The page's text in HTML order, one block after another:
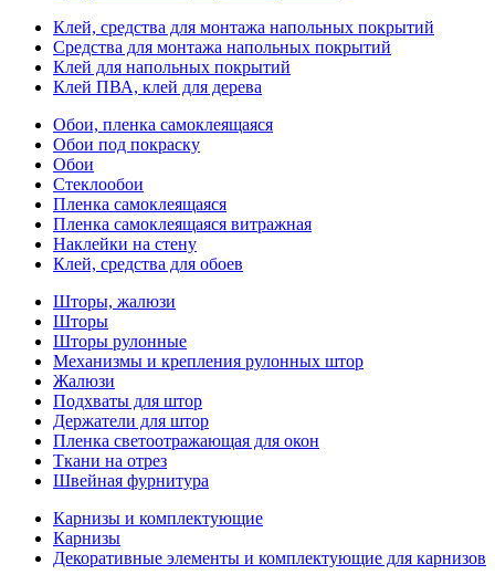
Клей, средства для монтажа напольных покрытий
Средства для монтажа напольных покрытий
Клей для напольных покрытий
Клей ПВА, клей для дерева
Обои, пленка самоклеящаяся
Обои под покраску
Обои
Стеклообои
Пленка самоклеящаяся
Пленка самоклеящаяся витражная
Наклейки на стену
Клей, средства для обоев
Шторы, жалюзи
Шторы
Шторы рулонные
Механизмы и крепления рулонных штор
Жалюзи
Подхваты для штор
Держатели для штор
Пленка светоотражающая для окон
Ткани на отрез
Швейная фурнитура
Карнизы и комплектующие
Карнизы
Декоративные элементы и комплектующие для карнизов